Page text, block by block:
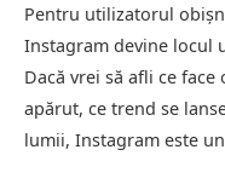
Pentru utilizatorul
Instagram devine locul
Dacă vrei să afli ce
apărut, ce trend se
lumii, Instagram este